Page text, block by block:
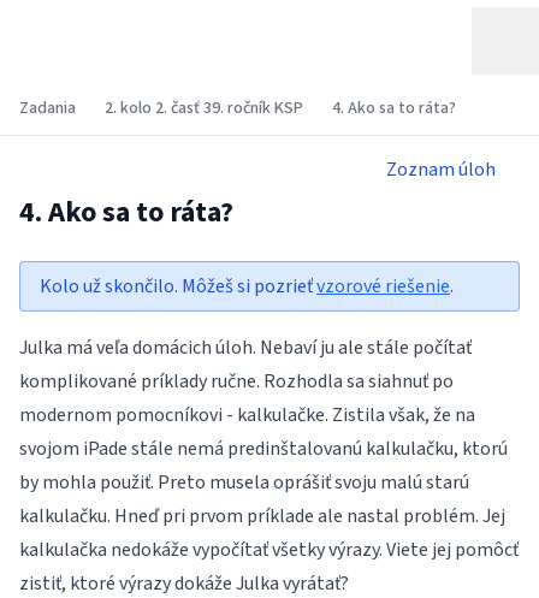
Zadania 2. kolo 2. časť 39. ročník KSP 4. Ako sa to ráta?
Zoznam úloh
4. Ako sa to ráta?
Kolo už skončilo. Môžeš si pozrieťvzorové riešenie.
Julka má veľa domácich úloh. Nebaví ju ale stále počítať
komplikované príklady ručne. Rozhodla sa siahnuť po
modernom pomocníkovi - kalkulačke. Zistila však, že na
svojom iPade stále nemá predinštalovanú kalkulačku, ktorú
by mohla použiť. Preto musela oprášiť svoju malú starú
kalkulačku. Hneď pri prvom príklade ale nastal problém. Jej
kalkulačka nedokáže vypočítať všetky výrazy. Viete jej pomôcť
zistiť, ktoré výrazy dokáže Julka vyrátať?